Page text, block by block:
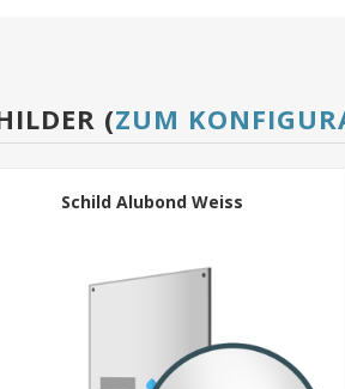
(ZUM
Schild Alubond Weiss